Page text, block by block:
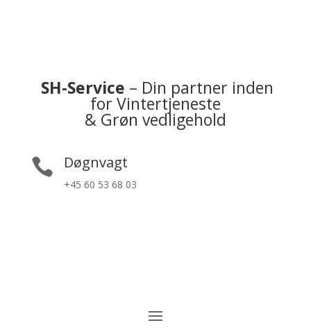
SH-Service – Din partner inden
for Vintertjeneste
& Grøn vedligehold
 Døgnvagt
+45 60 53 68 03